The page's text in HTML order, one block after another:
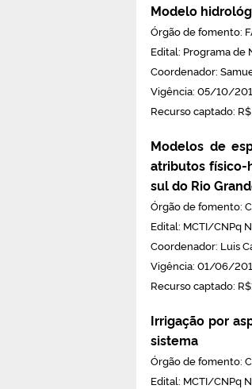
Modelo
Órgão de fomento:
Edital: Programa de
Coordenador:
Vigência: 05/10/
Recurso captado:
Modelos de
atributos físico-
sul do Rio
Órgão de fomento:
Edital: MCTI/CNPq
Coordenador: Luis
Vigência: 01/06/
Recurso captado:
Irrigação por
sistema
Órgão de fomento:
Edital: MCTI/CNPq